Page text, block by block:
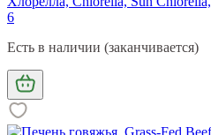
6
Есть в наличии (заканчивается)